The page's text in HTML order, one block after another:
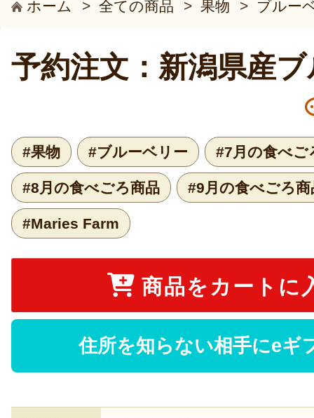
ホーム > 全ての商品 > 果物 > ブルー
予約注文：新潟県産
#果物 #ブルーベリー #7月の食べご
#8月の食べごろ商品 #9月の食べごろ商
#Maries Farm
商品をカートに
住所を知らない相手にeギ